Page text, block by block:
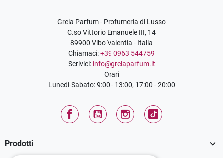
Grela Parfum - Profumeria di Lusso
C.so Vittorio Emanuele III, 14
89900 Vibo Valentia - Italia
Chiamaci:+39 0963 544759
Scrivici: info@grelaparfum.it
Orari
Lunedì-Sabato: 9:00 - 13:00, 17:00 - 20:00
FacebookYouTube InstagramTikTok
Prodotti 